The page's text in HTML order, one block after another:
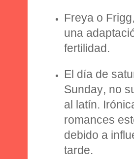
Freya o Frigg
una
fertilidad.
El día de
Sunday, no
al latín.
romances
debido a
tarde.